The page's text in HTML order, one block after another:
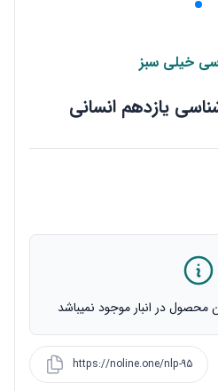
خیلی سبز
یازدهم انسانی
محصول در انبار موجود نمیباشد
https://noline.one/nlp-95